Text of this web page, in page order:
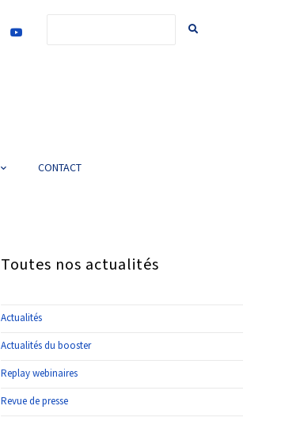
CONTACT
Toutes nos actualités
Actualités
Actualités du booster
Replay webinaires
Revue de presse